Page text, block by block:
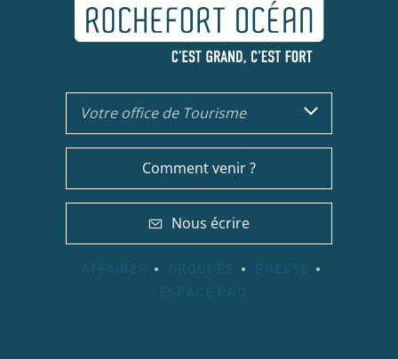
Votre office de Tourisme
Comment venir ?
Nous écrire